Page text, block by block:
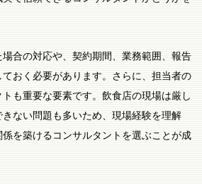
合の対応や、契約期間、業務範囲、報告
おく必要があります。さらに、担当者の
も重要な要素です。飲食店の現場は厳し
ない問題も多いため、現場経験を理解
を築けるコンサルタントを選ぶことが成